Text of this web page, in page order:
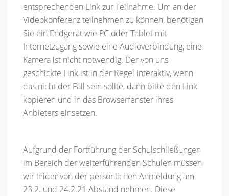
entsprechenden Link zur Teilnahme. Um an der
Videokonferenz teilnehmen zu können, benötigen
Sie ein Endgerät wie PC oder Tablet mit
Internetzugang sowie eine Audioverbindung, eine
Kamera ist nicht notwendig. Der von uns
geschickte Link ist in der Regel interaktiv, wenn
das nicht der Fall sein sollte, dann bitte den Link
kopieren und in das Browserfenster ihres
Anbieters einsetzen.
Aufgrund der Fortführung der Schulschließungen
im Bereich der weiterführenden Schulen müssen
wir leider von der persönlichen Anmeldung am
23.2. und 24.2.21 Abstand nehmen. Diese